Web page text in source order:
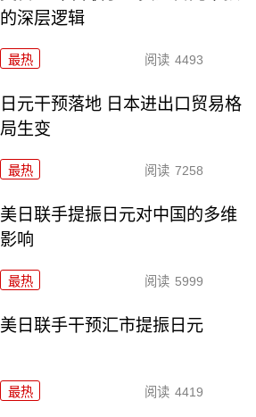
的深层逻辑
最热 阅读 4493
日元干预落地 日本进出口贸易格
局生变
最热 阅读 7258
美日联手提振日元对中国的多维
影响
最热 阅读 5999
美日联手干预汇市提振日元
最热 阅读 4419